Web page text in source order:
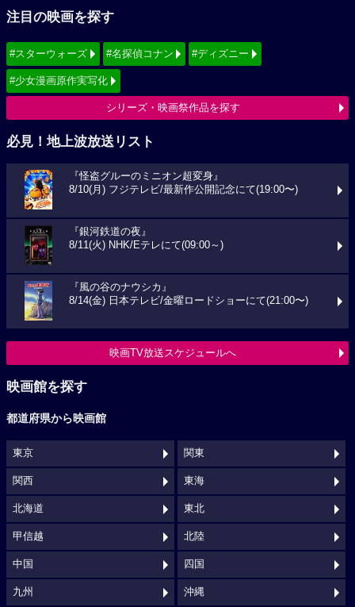
注目の映画を探す
#スターウォーズ #名探偵コナン #ディズニー
#少女漫画原作実写化
シリーズ・映画祭作品を探す
必見！地上波放送リスト
『怪盗グルーのミニオン超変身』
8/10(月) フジテレビ/最新作公開記念にて(19:00〜)
『銀河鉄道の夜』
8/11(火) NHK/Eテレにて(09:00～)
『風の谷のナウシカ』
8/14(金) 日本テレビ/金曜ロードショーにて(21:00〜)
映画TV放送スケジュールへ
映画館を探す
都道府県から映画館
東京 関東
関西 東海
北海道 東北
甲信越 北陸
中国 四国
九州 沖縄